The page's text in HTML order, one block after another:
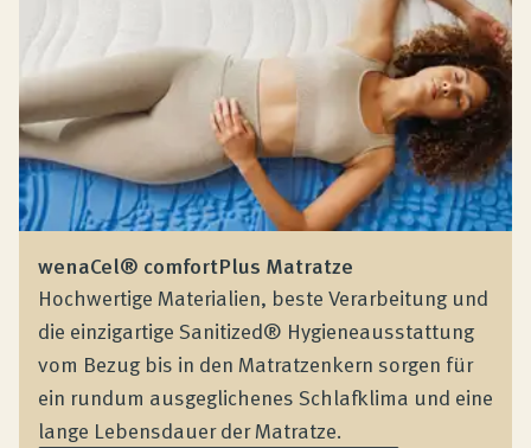
wenaCel® comfortPlus Matratze
Hochwertige Materialien, beste Verarbeitung und
die einzigartige Sanitized® Hygieneausstattung
vom Bezug bis in den Matratzenkern sorgen für
ein rundum ausgeglichenes Schlafklima und eine
lange Lebensdauer der Matratze.